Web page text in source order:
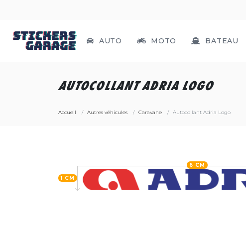
AUTO MOTO BATEAU
AUTOCOLLANT ADRIA LOGO
Accueil Autres véhicules Caravane Autocollant Adria Logo
1 CM
6 CM